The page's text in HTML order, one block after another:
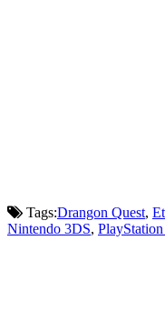
Tags:Drangon Quest,
Nintendo 3DS,